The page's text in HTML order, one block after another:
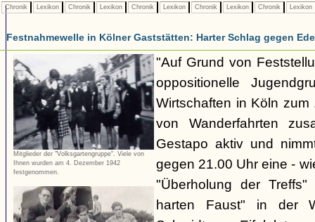
Chronik Lexikon Chronik Lexikon Chronik Lexikon Chronik Lexikon Chronik Lexikon
Festnahmewelle in Kölner Gaststätten: Harter Schlag gegen
Mitglieder der "Volksgartengruppe". Viele von
Ihnen wurden am 4. Dezember 1942
festgenommen.
"Auf Grund von
oppositionelle
Wirtschaften in Köln
von Wanderfahrten
Gestapo aktiv und
gegen 21.00 Uhr eine -
"Überholung der
harten Faust" in der